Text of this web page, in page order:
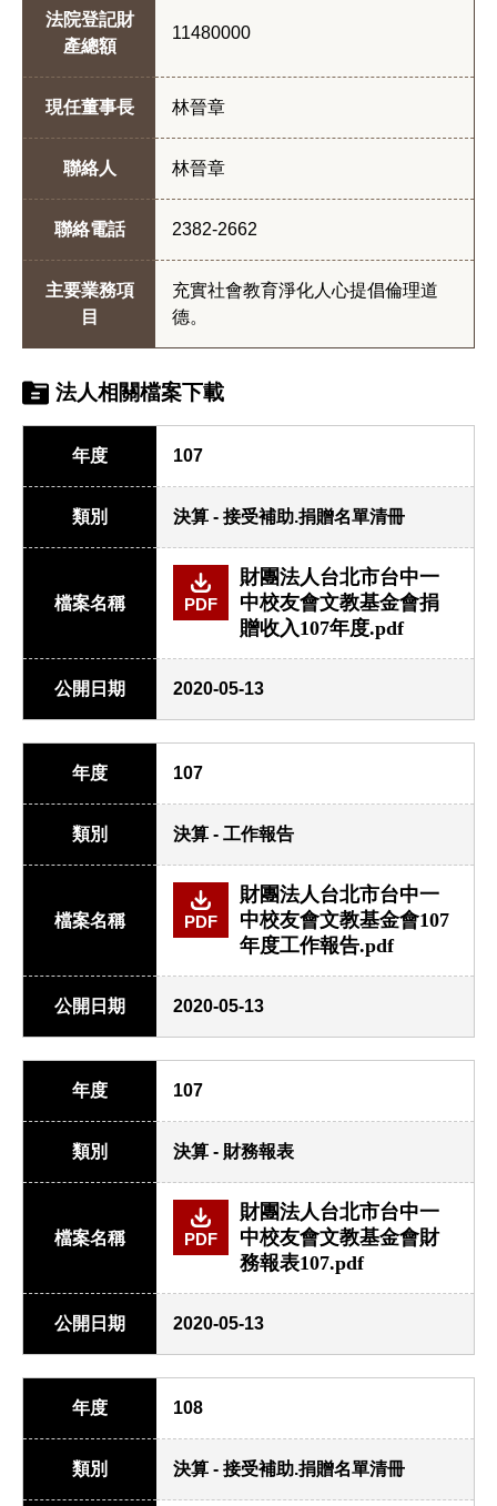
法院登記財
產總額
11480000
現任董事長 林晉章
聯絡人 林晉章
聯絡電話 2382-2662
主要業務項
目
充實社會教育淨化人心提倡倫理道
德。
法人相關檔案下載
年度 107
類別 決算 - 接受補助.捐贈名單清冊
檔案名稱 PDF
財團法人台北市台中一
中校友會文教基金會捐
贈收入107年度.pdf
公開日期 2020-05-13
年度 107
類別 決算 - 工作報告
檔案名稱 PDF
財團法人台北市台中一
中校友會文教基金會107
年度工作報告.pdf
公開日期 2020-05-13
年度 107
類別 決算 - 財務報表
檔案名稱 PDF
財團法人台北市台中一
中校友會文教基金會財
務報表107.pdf
公開日期 2020-05-13
年度 108
類別 決算 - 接受補助.捐贈名單清冊